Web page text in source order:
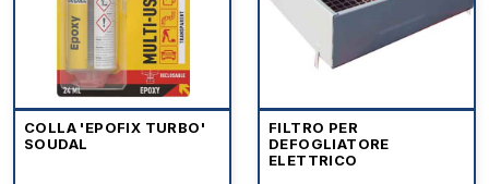
COLLA 'EPOFIX TURBO'
SOUDAL
FILTRO PER
DEFOGLIATORE
ELETTRICO